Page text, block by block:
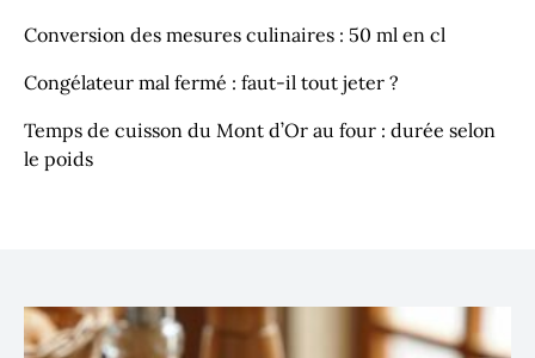
Conversion des mesures culinaires : 50 ml en cl
Congélateur mal fermé : faut-il tout jeter ?
Temps de cuisson du Mont d’Or au four : durée selon
le poids